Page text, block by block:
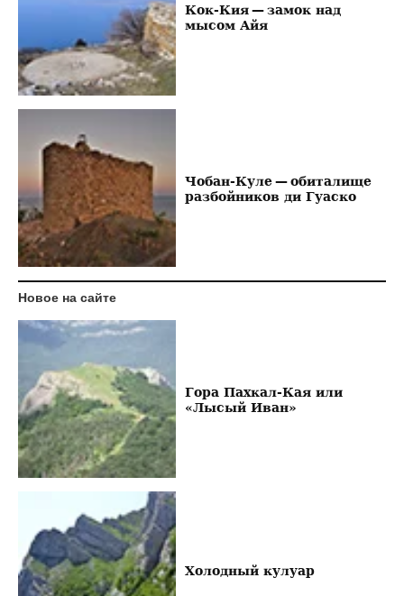
Кок-Кия — замок над
мысом Айя
Чобан-Куле — обиталище
разбойников ди Гуаско
Новое на сайте
Гора Пахкал-Кая или
«Лысый Иван»
Холодный кулуар